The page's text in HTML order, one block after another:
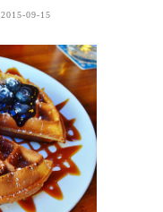
2015-09-15